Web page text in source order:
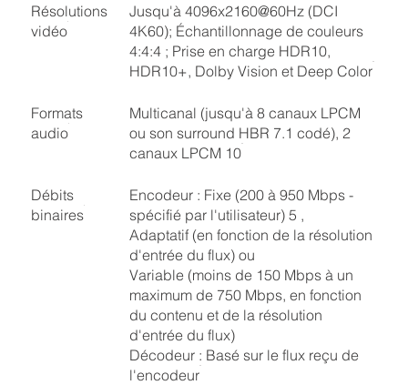
Résolutions
vidéo
Jusqu'à 4096x2160@60Hz (DCI
4K60); Échantillonnage de couleurs
4:4:4 ; Prise en charge HDR10,
HDR10+, Dolby Vision et Deep Color
Formats
audio
Multicanal (jusqu'à 8 canaux LPCM
ou son surround HBR 7.1 codé), 2
canaux LPCM 10
Débits
binaires
Encodeur : Fixe (200 à 950 Mbps -
spécifié par l'utilisateur) 5 ,
Adaptatif (en fonction de la résolution
d'entrée du flux) ou
Variable (moins de 150 Mbps à un
maximum de 750 Mbps, en fonction
du contenu et de la résolution
d'entrée du flux)
Décodeur : Basé sur le flux reçu de
l'encodeur